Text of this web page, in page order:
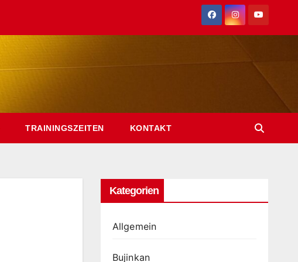
TRAININGSZEITEN KONTAKT
Kategorien
Allgemein
Bujinkan